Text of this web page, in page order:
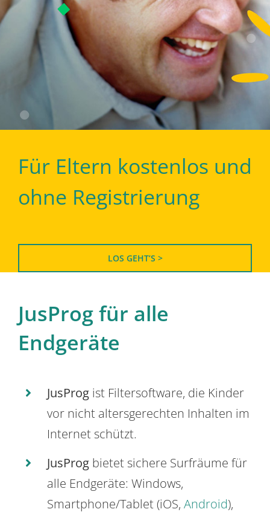
Für Eltern kostenlos und
ohne Registrierung
LOS GEHT’S >
JusProg für alle
Endgeräte
JusProg ist Filtersoftware, die Kinder
vor nicht altersgerechten Inhalten im
Internet schützt.
JusProg bietet sichere Surfräume für
alle Endgeräte: Windows,
Smartphone/Tablet (iOS, Android),